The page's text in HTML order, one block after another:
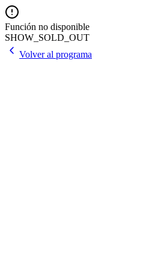
Función no disponible
SHOW_SOLD_OUT
Volver al programa